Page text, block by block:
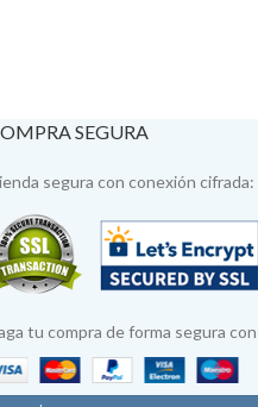
SEGURA
segura con conexión cifrada:
tu compra de forma segura